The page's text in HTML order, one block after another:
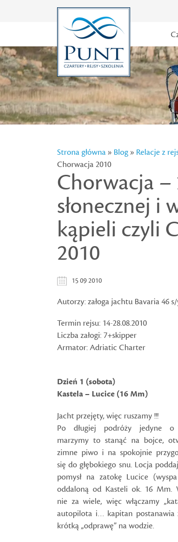
Strona główna» Blog» Relacje z
Chorwacja 2010
Chorwacja
słonecznej i
kąpieli czyli
2010
15 09 2010
Autorzy: załoga jachtu Bavaria 46
Termin rejsu: 14-28.08.2010
Liczba załogi: 7+skipper
Armator: Adriatic Charter
Dzień 1 (sobota)
Kastela – Lucice (16 Mm)
Jacht przejęty, więc ruszamy !!!
Po długiej podróży jedyne o
marzymy to stanąć na bojce,
zimne piwo i na spokojnie
się do głębokiego snu. Locja
pomysł na zatokę Lucice
oddaloną od Kasteli ok. 16 Mm.
nie za wiele, więc włączamy
autopilota i… kapitan postanawia
krótką „odprawę” na wodzie.